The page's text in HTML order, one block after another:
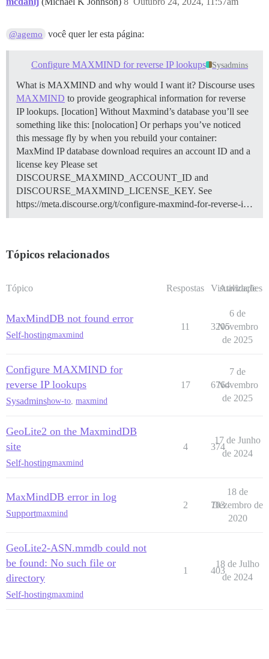
@agemo você quer ler esta página:
Configure MAXMIND for reverse IP lookups Sysadmins
What is MAXMIND and why would I want it? Discourse uses
MAXMIND to provide geographical information for reverse
IP lookups. [location] Without Maxmind’s database you’ll see
something like this: [nolocation] Or perhaps you’ve noticed
this message fly by when you rebuild your container:
MaxMind IP database download requires an account ID and a
license key Please set
DISCOURSE_MAXMIND_ACCOUNT_ID and
DISCOURSE_MAXMIND_LICENSE_KEY. See
https://meta.discourse.org/t/configure-maxmind-for-reverse-i…
Tópicos relacionados
Tópico Respostas Visualizações
Atividade
MaxMindDB not found error
Self-hostingmaxmind
11 3205
6 de
Novembro
de 2025
Configure MAXMIND for
reverse IP lookups
Sysadminshow-to, maxmind
17 6764
7 de
Novembro
de 2025
GeoLite2 on the MaxmindDB
site
Self-hostingmaxmind
4 374
17 de Junho
de 2024
MaxMindDB error in log
Supportmaxmind
2 703
18 de
Dezembro de
2020
GeoLite2-ASN.mmdb could not
be found: No such file or
directory
Self-hostingmaxmind
1 403
18 de Julho
de 2024